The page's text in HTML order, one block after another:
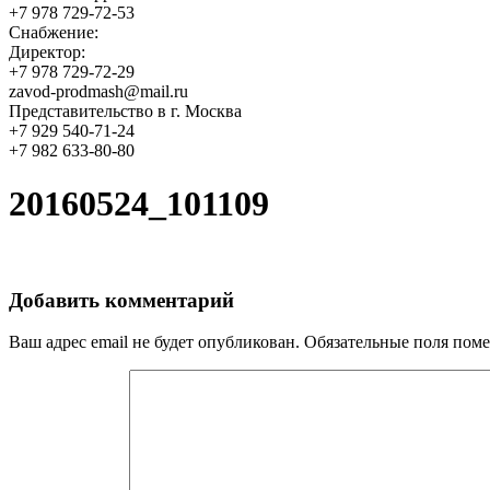
+7 978 729-72-53
Снабжение:
Директор:
+7 978 729-72-29
zavod-prodmash@mail.ru
Представительство в г. Москва
+7 929 540-71-24
+7 982 633-80-80
20160524_101109
Добавить комментарий
Ваш адрес email не будет опубликован. Обязательные поля